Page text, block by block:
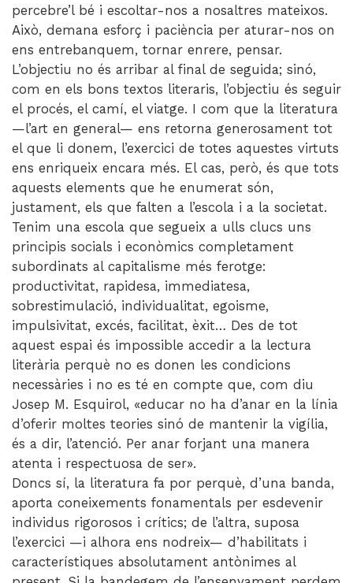
percebre’l bé i escoltar-nos a nosaltres mateixos.
Això, demana esforç i paciència per aturar-nos on
ens entrebanquem, tornar enrere, pensar.
L’objectiu no és arribar al final de seguida; sinó,
com en els bons textos literaris, l’objectiu és seguir
el procés, el camí, el viatge. I com que la literatura
—l’art en general— ens retorna generosament tot
el que li donem, l’exercici de totes aquestes virtuts
ens enriqueix encara més. El cas, però, és que tots
aquests elements que he enumerat són,
justament, els que falten a l’escola i a la societat.
Tenim una escola que segueix a ulls clucs uns
principis socials i econòmics completament
subordinats al capitalisme més ferotge:
productivitat, rapidesa, immediatesa,
sobrestimulació, individualitat, egoisme,
impulsivitat, excés, facilitat, èxit… Des de tot
aquest espai és impossible accedir a la lectura
literària perquè no es donen les condicions
necessàries i no es té en compte que, com diu
Josep M. Esquirol, «educar no ha d’anar en la línia
d’oferir moltes teories sinó de mantenir la vigília,
és a dir, l’atenció. Per anar forjant una manera
atenta i respectuosa de ser».
Doncs sí, la literatura fa por perquè, d’una banda,
aporta coneixements fonamentals per esdevenir
individus rigorosos i crítics; de l’altra, suposa
l’exercici —i alhora ens nodreix— d’habilitats i
característiques absolutament antònimes al